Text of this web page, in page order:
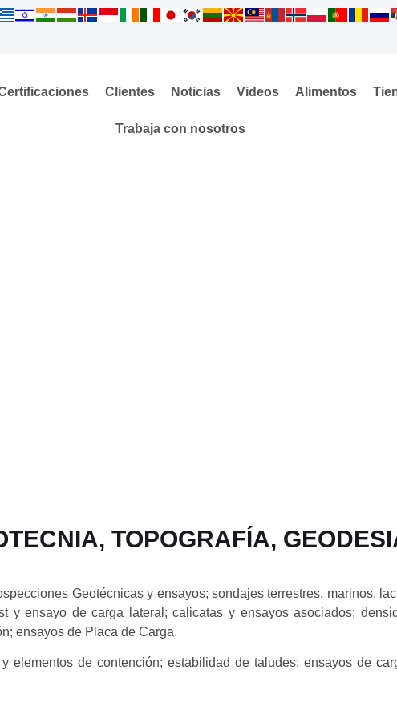
Clientes Noticias Videos Alimentos
Trabaja con nosotros
TOPOGRAFÍA,
Geotécnicas y ensayos; sondajes terrestres, marinos,
y ensayo de carga lateral; calicatas y ensayos asociados;
ensayos de Placa de Carga.
elementos de contención; estabilidad de taludes; ensayos de